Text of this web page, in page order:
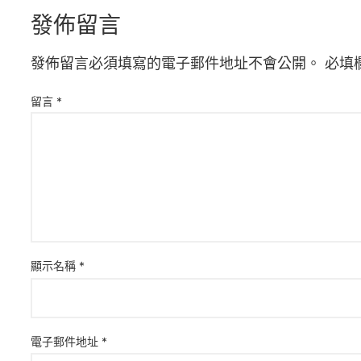
發佈留言
發佈留言必須填寫的電子郵件地址不會公開。 必填
留言 *
顯示名稱 *
電子郵件地址 *